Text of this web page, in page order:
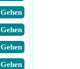
​Gehen
​Gehen
​Gehen
​Gehen